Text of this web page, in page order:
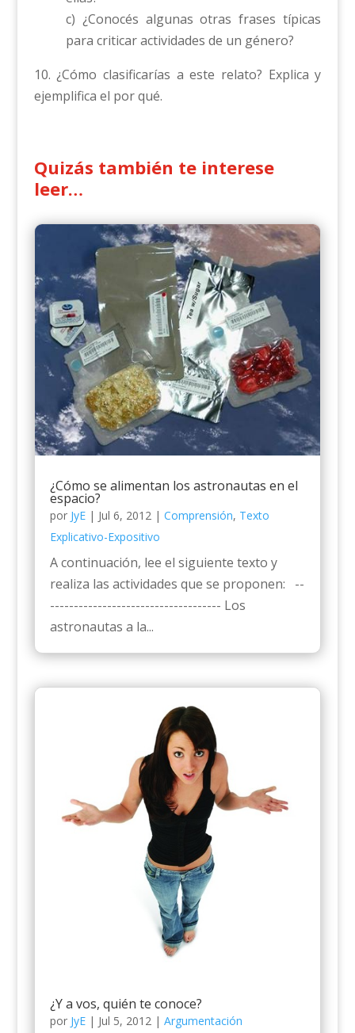
c) ¿Conocés algunas otras frases típicas
para criticar actividades de un género?
10. ¿Cómo clasificarías a este relato? Explica y
ejemplifica el por qué.
Quizás también te interese
leer…
¿Cómo se alimentan los astronautas en el
espacio?
por JyE| Jul 6, 2012| Comprensión, Texto
Explicativo-Expositivo
A continuación, lee el siguiente texto y
realiza las actividades que se proponen: --
------------------------------------ Los
astronautas a la...
¿Y a vos, quién te conoce?
por JyE| Jul 5, 2012| Argumentación